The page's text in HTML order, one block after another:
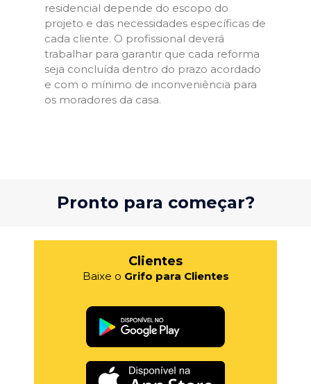
residencial depende do escopo do
projeto e das necessidades específicas de
cada cliente. O profissional deverá
trabalhar para garantir que cada reforma
seja concluída dentro do prazo acordado
e com o mínimo de inconveniência para
os moradores da casa.
Pronto para começar?
Clientes
Baixe o Grifo para Clientes